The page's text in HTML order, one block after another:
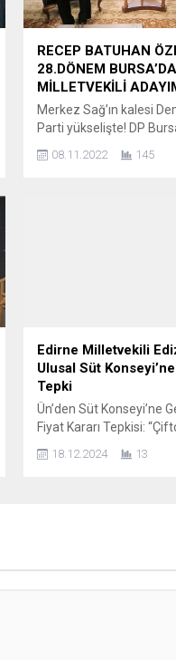
RECEP BATUHAN
28.DÖNEM
MİLLETVEKİLİ
Merkez Sağ’ın kalesi
Parti yükselişte! DP
Çağrı Kaplan ve Yönetimi
tarafından partiye
08.11.2022 145
Edirne Milletvekili
Ulusal Süt
Tepki
Ün’den Süt Konseyi’ne
Fiyat Kararı Tepkisi:
İktidara Uyarı: “Süt
tavsiye alım fiyatını litre
18.12.2024 13